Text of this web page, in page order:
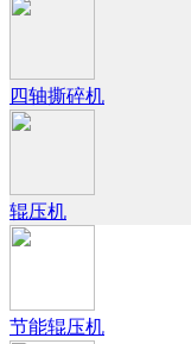
四轴撕碎机
辊压机
节能辊压机